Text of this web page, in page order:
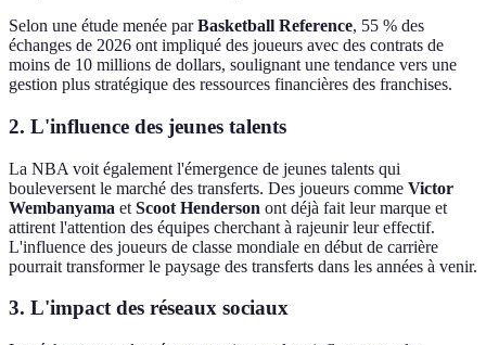
Selon une étude menée parBasketball Reference, 55 % des
échanges de 2026 ont impliqué des joueurs avec des contrats de
moins de 10 millions de dollars, soulignant une tendance vers une
gestion plus stratégique des ressources financières des franchises.
2. L'influence des jeunes talents
La NBA voit également l'émergence de jeunes talents qui
bouleversent le marché des transferts. Des joueurs comme Victor
Wembanyama et Scoot Henderson ont déjà fait leur marque et
attirent l'attention des équipes cherchant à rajeunir leur effectif.
L'influence des joueurs de classe mondiale en début de carrière
pourrait transformer le paysage des transferts dans les années à venir.
3. L'impact des réseaux sociaux